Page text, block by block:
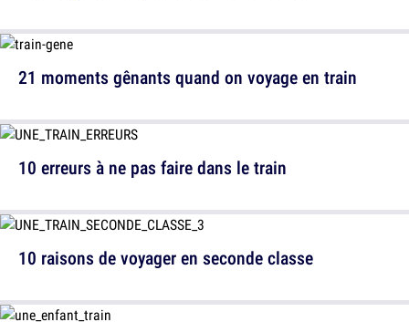
10 erreurs à ne pas faire dans le train
21 moments gênants quand on voyage en train
10 raisons de voyager en seconde classe